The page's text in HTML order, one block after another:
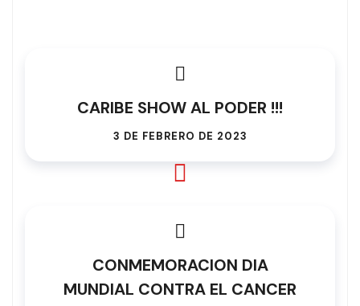
CARIBE SHOW AL PODER !!!
3 DE FEBRERO DE 2023
CONMEMORACION DIA
MUNDIAL CONTRA EL CANCER